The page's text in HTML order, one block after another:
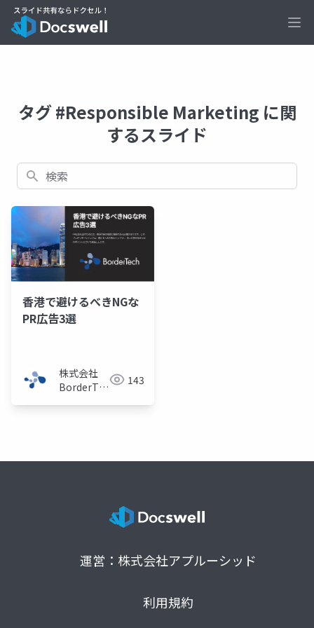
タグ #Responsible Marketing に関
するスライド
検索
香港で避けるべきNGな
PR広告3選
株式会社
BorderTech（ボ143
運営：株式会社アプルーシッド
利用規約